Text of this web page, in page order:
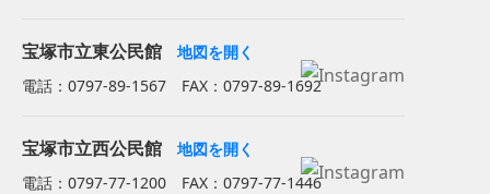
宝塚市立東公民館
地図を開く
電話：0797-89-1567 FAX：0797-89-1692
宝塚市立西公民館
地図を開く
電話：0797-77-1200 FAX：0797-77-1446